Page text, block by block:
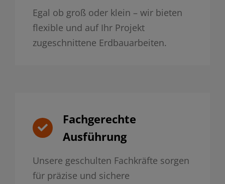
Egal ob groß oder klein – wir bieten
flexible und auf Ihr Projekt
zugeschnittene Erdbauarbeiten.
Fachgerechte
Ausführung
Unsere geschulten Fachkräfte sorgen
für präzise und sichere